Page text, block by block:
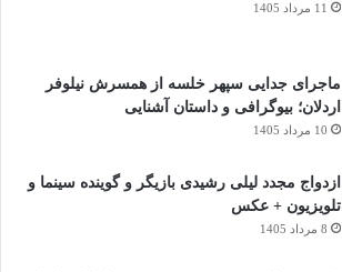
11 مرداد 1405
ماجرای جدایی سپهر خلسه از همسرش نیلوفر
اردلان؛ بیوگرافی و داستان آشنایی
10 مرداد 1405
ازدواج مجدد لیلی رشیدی بازیگر و گوینده سینما و
تلویزیون + عکس
8 مرداد 1405